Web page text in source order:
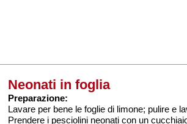
Neonati in foglia
Preparazione:
Lavare per bene le foglie di limone; pulire e
Prendere i pesciolini neonati con un